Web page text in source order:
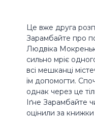
Це вже друга
Зарамбайте про
Людвіка
сильно мріє
всі мешканці
їм допомогти.
однак через це
Іґне Зарамбайте
оцінили за книжки